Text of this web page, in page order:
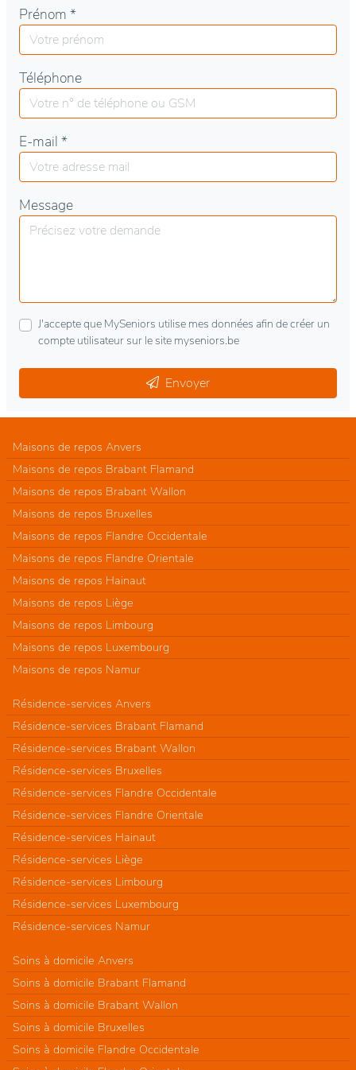
Prénom *
Téléphone
E-mail *
Message
J'accepte que MySeniors utilise mes données afin de créer un
compte utilisateur sur le site myseniors.be
Envoyer
Maisons de repos Anvers
Maisons de repos Brabant Flamand
Maisons de repos Brabant Wallon
Maisons de repos Bruxelles
Maisons de repos Flandre Occidentale
Maisons de repos Flandre Orientale
Maisons de repos Hainaut
Maisons de repos Liège
Maisons de repos Limbourg
Maisons de repos Luxembourg
Maisons de repos Namur
Résidence-services Anvers
Résidence-services Brabant Flamand
Résidence-services Brabant Wallon
Résidence-services Bruxelles
Résidence-services Flandre Occidentale
Résidence-services Flandre Orientale
Résidence-services Hainaut
Résidence-services Liège
Résidence-services Limbourg
Résidence-services Luxembourg
Résidence-services Namur
Soins à domicile Anvers
Soins à domicile Brabant Flamand
Soins à domicile Brabant Wallon
Soins à domicile Bruxelles
Soins à domicile Flandre Occidentale